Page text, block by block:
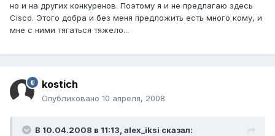
но и на других конкуренов. Поэтому я и не предлагаю здесь
Cisco. Этого добра и без меня предложить есть много кому, и
мне с ними тягаться тяжело...
kostich
Опубликовано 10 апреля, 2008
В 10.04.2008 в 11:13, alex_iksi сказал: